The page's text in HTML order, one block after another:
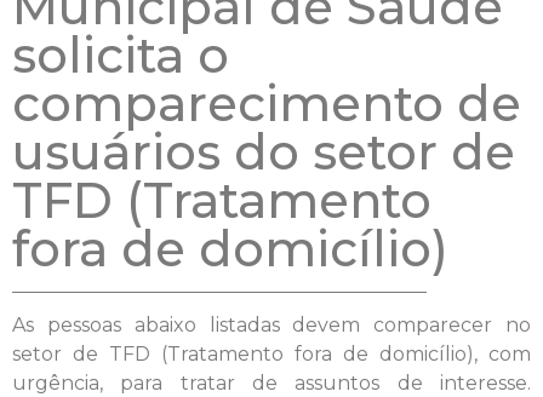
solicita o
comparecimento de
usuários do setor de
TFD (Tratamento
fora de domicílio)
As pessoas abaixo listadas devem comparecer no
setor de TFD (Tratamento fora de domicílio), com
urgência, para tratar de assuntos de interesse.